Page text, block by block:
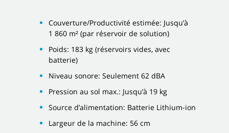
Couverture/Productivité estimée: Jusqu’à
1 860 m² (par réservoir de solution)
Poids: 183 kg (réservoirs vides, avec
batterie)
Niveau sonore: Seulement 62 dBA
Pression au sol max.: Jusqu’à 19 kg
Source d’alimentation: Batterie Lithium-ion
Largeur de la machine: 56 cm